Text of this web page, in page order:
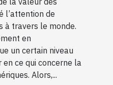
l’attention de
à travers le monde.
en
un certain niveau
ce qui concerne la
Alors,...